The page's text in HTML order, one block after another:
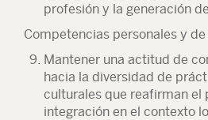
profesión y la generación
Competencias personales y
Mantener una actitud de
hacia la diversidad de
culturales que reafirman el
integración en el contexto